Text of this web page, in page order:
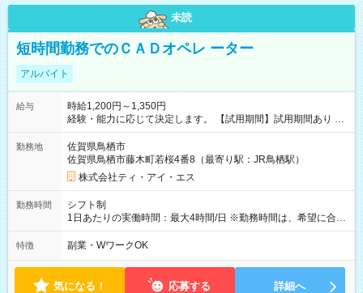
未読
短時間勤務でのＣＡＤオペレ ーター
アルバイト
給与
時給1,200円～1,350円
経験・能力に応じて決定します。 【試用期間】試用期間あり 試
用期間の長さ：3ヶ月 雇用形態、給与は本採用時と同じです。
勤務地
佐賀県鳥栖市
佐賀県鳥栖市藤木町若桜4番8（最寄り駅：JR鳥栖駅）
株式会社ティ・アイ・エス
勤務時間
シフト制
1日あたりの実働時間：最大4時間/日 ※勤務時間は、希望に合わ
せて調整させていただきます。 ■勤務時間例 ・ 9時00分～14時
00分 ・10時00分～15時00分 ・13時00分～17時00分 ・14時00
特徴 副業・WワークOK
気になる！ 応募する 詳細へ